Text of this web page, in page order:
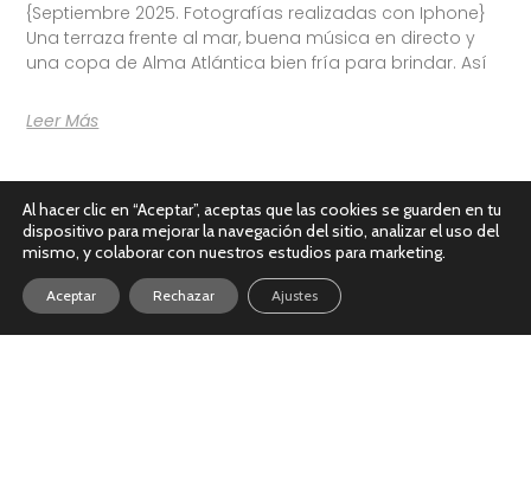
{Septiembre 2025. Fotografías realizadas con Iphone}
Una terraza frente al mar, buena música en directo y
una copa de Alma Atlántica bien fría para brindar. Así
Leer Más
Al hacer clic en “Aceptar”, aceptas que las cookies se guarden en tu
dispositivo para mejorar la navegación del sitio, analizar el uso del
mismo, y colaborar con nuestros estudios para marketing.
Aceptar Rechazar Ajustes